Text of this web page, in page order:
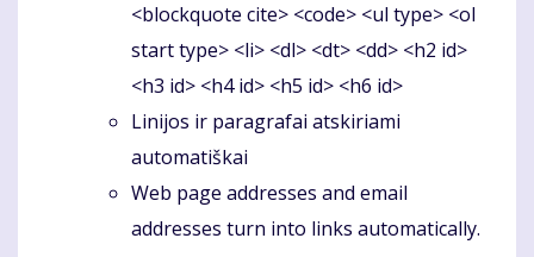
<blockquote cite> <code> <ul type> <ol
start type> <li> <dl> <dt> <dd> <h2 id>
<h3 id> <h4 id> <h5 id> <h6 id>
Linijos ir paragrafai atskiriami
automatiškai
Web page addresses and email
addresses turn into links automatically.